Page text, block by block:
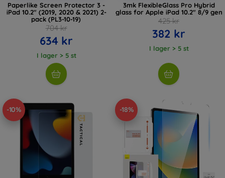
Paperlike Screen Protector 3 -
iPad 10.2" (2019, 2020 & 2021) 2-
pack (PL3-10-19)
704 kr
634 kr
I lager > 5 st
3mk FlexibleGlass Pro Hybrid
glass for Apple iPad 10.2" 8/9 gen
425 kr
382 kr
I lager > 5 st
-10% -18%